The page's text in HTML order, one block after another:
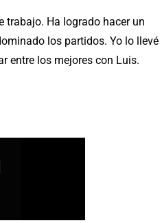
trabajo. Ha logrado hacer un
los partidos. Yo lo llevé
entre los mejores con Luis.